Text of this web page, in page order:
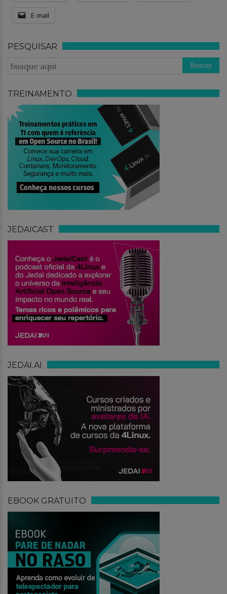
E-mail
PESQUISAR
TREINAMENTO
JEDAICAST
JEDAI.AI
EBOOK GRATUITO